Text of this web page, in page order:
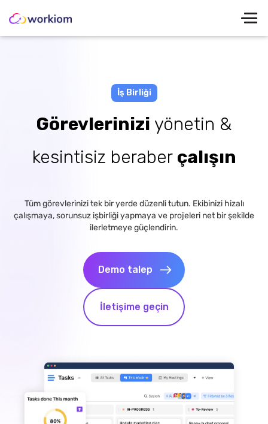
İş Birliği
Görevlerinizi yönetin &
kesintisiz beraber çalışın
Tüm görevlerinizi tek bir yerde düzenli tutun. Ekibinizi hizalı
çalışmaya, sorunsuz işbirliği yapmaya ve projeleri net bir şekilde
ilerletmeye güçlendirin.
Demo talep
İletişime geçin